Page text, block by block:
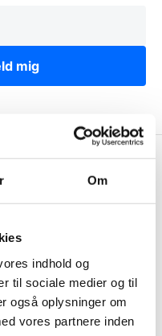
Om
indhold og
til sociale medier og til
også oplysninger om
vores partnere inden
mig